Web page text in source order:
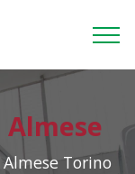
Almese
Torino